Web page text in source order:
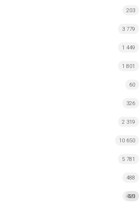
203
3 779
1 449
1 801
60
326
2 319
10 650
5 781
488
MI
420